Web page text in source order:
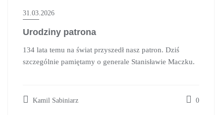
31.03.2026
Urodziny patrona
134 lata temu na świat przyszedł nasz patron. Dziś
szczególnie pamiętamy o generale Stanisławie Maczku.
Kamil Sabiniarz 0